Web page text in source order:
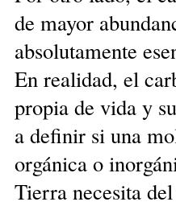
de mayor
absolutamente
En realidad, el
propia de vida y
a definir si una
orgánica o
Tierra necesita